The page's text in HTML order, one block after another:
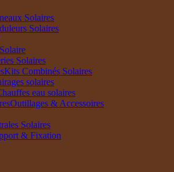
Solaires
Solaires
Solaires
Kits Combinés Solaires
solaires
eau solaires
Outillages & Accessoires
Solaires
& Fixation